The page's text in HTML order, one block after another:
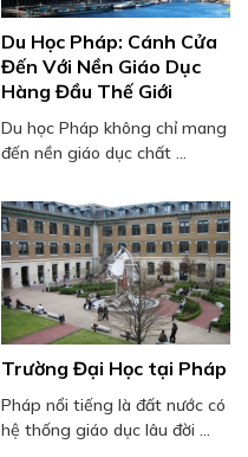
Du Học Pháp: Cánh Cửa
Đến Với Nền Giáo Dục
Hàng Đầu Thế Giới
Du học Pháp không chỉ mang
đến nền giáo dục chất ...
Trường Đại Học tại Pháp
Pháp nổi tiếng là đất nước có
hệ thống giáo dục lâu đời ...